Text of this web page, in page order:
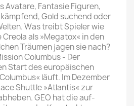
Avatare, Fantasie ­Figuren,
Gold suchend oder
Was treibt Spieler wie
als »Megatox« in den
Träumen jagen sie nach?
Columbus - Der
Start des europäischen
läuft. Im Dezember
Shuttle »Atlantis« zur
GEO hat die auf­